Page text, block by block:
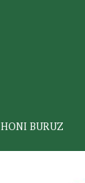
HONI BURUZ